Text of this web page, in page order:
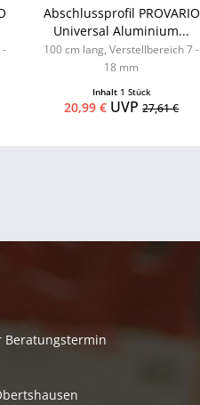
-
Abschlussprofil PROVARIO
Universal Aluminium...
100 cm lang, Verstellbereich 7 -
18 mm
Inhalt 1 Stück
20,99 € UVP27,61 €
Beratungstermin